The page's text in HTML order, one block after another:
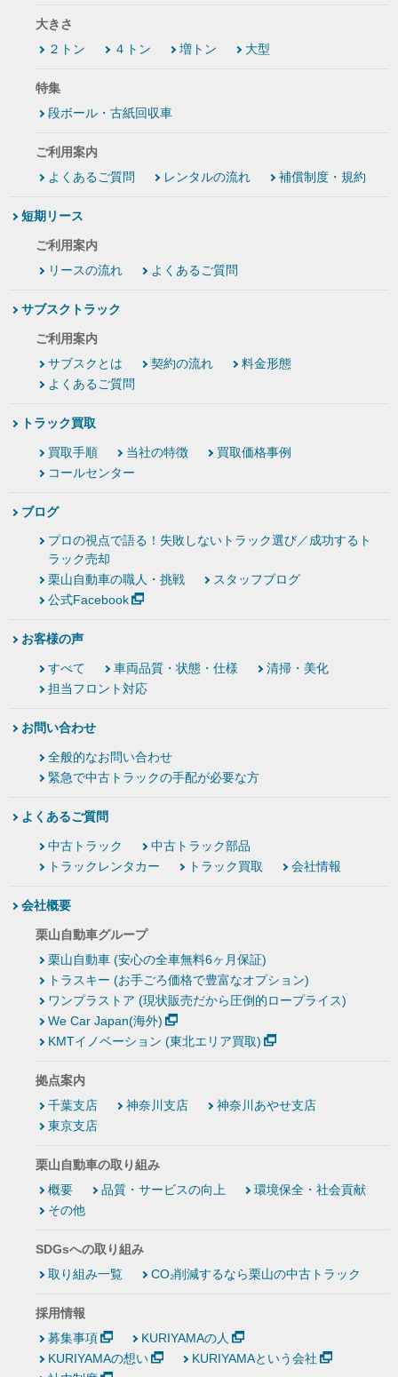
大きさ
２トン
４トン 増トン 大型
特集
段ボール・古紙回収車
ご利用案内
よくあるご質問
レンタルの流れ 補償制度・規約
短期リース
ご利用案内
リースの流れ
よくあるご質問
サブスクトラック
ご利用案内
サブスクとは
契約の流れ
料金形態
よくあるご質問
トラック買取
買取手順 当社の特徴
買取価格事例
コールセンター
ブログ
プロの視点で語る！失敗しないトラック選び／成功するト
ラック売却
栗山自動車の職人・挑戦
スタッフブログ
公式Facebook
お客様の声
すべて 車両品質・状態・仕様
清掃・美化
担当フロント対応
お問い合わせ
全般的なお問い合わせ
緊急で中古トラックの手配が必要な方
よくあるご質問
中古トラック
中古トラック部品
トラックレンタカー
トラック買取 会社情報
会社概要
栗山自動車グループ
栗山自動車 (安心の全車無料6ヶ月保証)
トラスキー (お手ごろ価格で豊富なオプション)
ワンプラストア (現状販売だから圧倒的ロープライス)
We Car Japan(海外)
KMTイノベーション (東北エリア買取)
拠点案内
千葉支店
神奈川支店
神奈川あやせ支店
東京支店
栗山自動車の取り組み
概要
品質・サービスの向上
環境保全・社会貢献
その他
SDGsへの取り組み
取り組み一覧
CO₂削減するなら栗山の中古トラック
採用情報
募集事項
KURIYAMAの人
KURIYAMAの想い
KURIYAMAという会社